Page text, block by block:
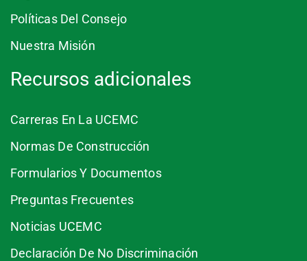
Políticas Del Consejo
Nuestra Misión
Recursos adicionales
Carreras En La UCEMC
Normas De Construcción
Formularios Y Documentos
Preguntas Frecuentes
Noticias UCEMC
Declaración De No Discriminación